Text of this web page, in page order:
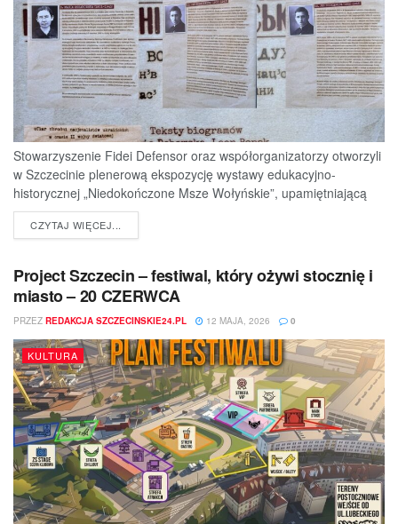
Stowarzyszenie Fidei Defensor oraz współorganizatorzy otworzyli
w Szczecinie plenerową ekspozycję wystawy edukacyjno-
historycznej „Niedokończone Msze Wołyńskie”, upamiętniającą
ofiary jednej z najtragiczniejszych...
CZYTAJ WIĘCEJ...
Project Szczecin – festiwal, który ożywi stocznię i
miasto – 20 CZERWCA
PRZEZ REDAKCJA SZCZECINSKIE24.PL 12 MAJA, 2026 0
KULTURA